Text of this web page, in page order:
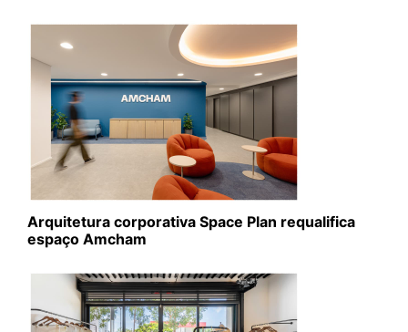
Arquitetura corporativa Space Plan requalifica
espaço Amcham